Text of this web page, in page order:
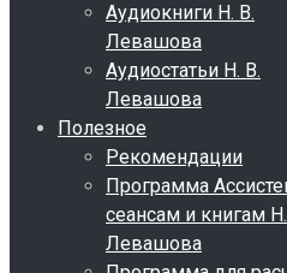
Аудиокниги Н. В.
Левашова
Аудиостатьи Н. В.
Левашова
Полезное
Рекомендации
Программа
сеансам и книгам
Левашова